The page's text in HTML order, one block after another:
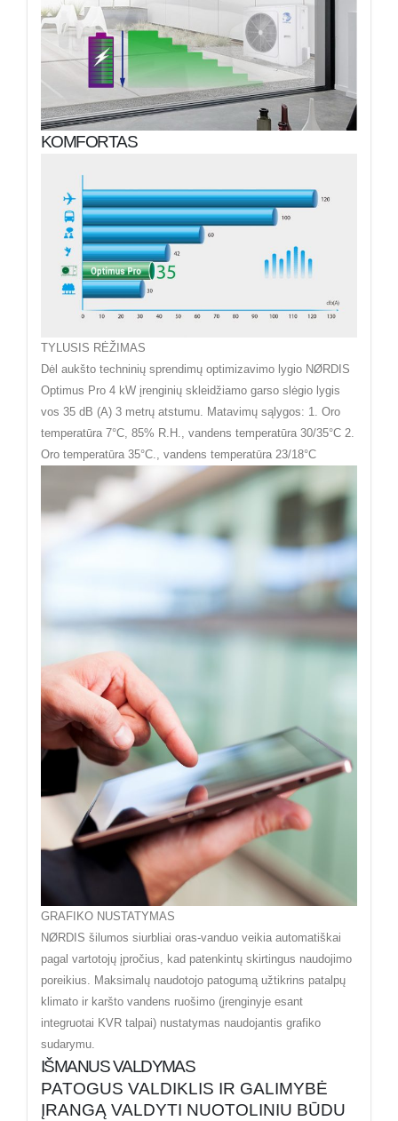
KOMFORTAS
TYLUSIS RĖŽIMAS
Dėl aukšto techninių sprendimų optimizavimo lygio NØRDIS
Optimus Pro 4 kW įrenginių skleidžiamo garso slėgio lygis
vos 35 dB (A) 3 metrų atstumu. Matavimų sąlygos: 1. Oro
temperatūra 7°C, 85% R.H., vandens temperatūra 30/35°C 2.
Oro temperatūra 35°C., vandens temperatūra 23/18°C
GRAFIKO NUSTATYMAS
NØRDIS šilumos siurbliai oras-vanduo veikia automatiškai
pagal vartotojų įpročius, kad patenkintų skirtingus naudojimo
poreikius. Maksimalų naudotojo patogumą užtikrins patalpų
klimato ir karšto vandens ruošimo (įrenginyje esant
integruotai KVR talpai) nustatymas naudojantis grafiko
sudarymu.
IŠMANUS VALDYMAS
PATOGUS VALDIKLIS IR GALIMYBĖ
ĮRANGĄ VALDYTI NUOTOLINIU BŪDU